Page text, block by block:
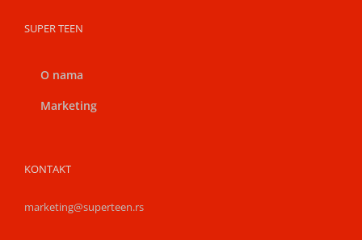
SUPER TEEN
O nama
Marketing
KONTAKT
marketing@superteen.rs